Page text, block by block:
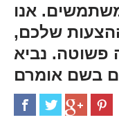
אנו
שלכם,
פשוטה. נביא